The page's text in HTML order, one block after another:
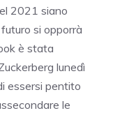
2021 siano
si opporrà
è stata
lunedì
essersi pentito
le